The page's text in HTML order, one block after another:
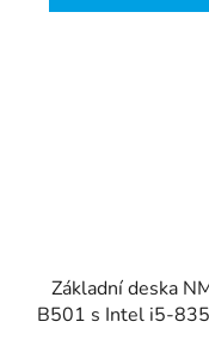
Základní deska
B501 s Intel i5-